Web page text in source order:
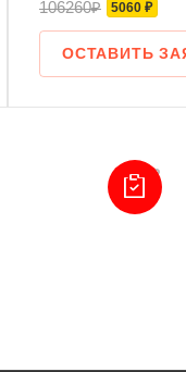
106260₽ 5060 ₽
ОСТАВИТЬ